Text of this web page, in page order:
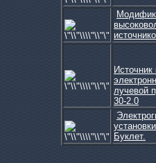
Ультразвуковые
Источник
лучевой
30-2.0
Буклет.